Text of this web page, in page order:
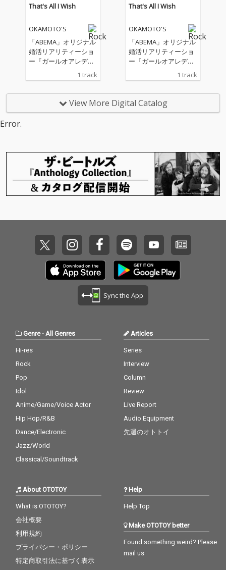
That's All I Wish
OKAMOTO'S
「ABEMA」オリジナル
婚活リアリティーショ
ー『ガールオアレディ
1 track
That's All I Wish
OKAMOTO'S
「ABEMA」オリジナル
婚活リアリティーショ
ー『ガールオアレディ
1 track
View More Digital Catalog
Error.
Sync the App
Genre- All Genres
Hi-res
Rock
Pop
Idol
Anime/Game/Voice Actor
Hip Hop/R&B
Dance/Electronic
Jazz/World
Classical/Soundtrack
Articles
Series
Interview
Column
Review
Live Report
Audio Equipment
先週のオトトイ
About OTOTOY
What is OTOTOY?
会社概要
利用規約
プライバシー・ポリシー
特定商取引法に基づく表示
Help
Help Top
Make OTOTOY better
Found something weird? Please
mail us